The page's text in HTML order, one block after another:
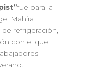
fue para la
Mahira
refrigeración,
con el que